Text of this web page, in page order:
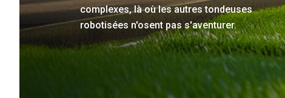
complexes, là où les autres tondeuses
robotisées n'osent pas s'aventurer.